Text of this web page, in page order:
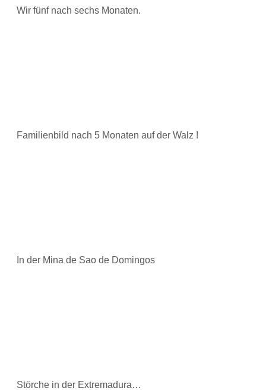
Wir fünf nach sechs Monaten.
Familienbild nach 5 Monaten auf der Walz !
In der Mina de Sao de Domingos
Störche in der Extremadura…